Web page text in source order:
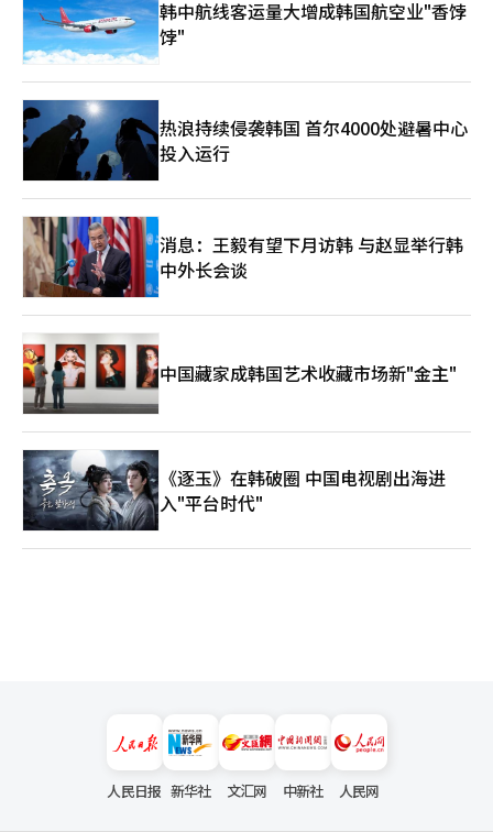
韩中航线客运量大增成韩国航空业"香饽
饽"
热浪持续侵袭韩国 首尔4000处避暑中心
投入运行
消息：王毅有望下月访韩 与赵显举行韩
中外长会谈
中国藏家成韩国艺术收藏市场新"金主"
《逐玉》在韩破圈 中国电视剧出海进
入"平台时代"
人民日报 新华社 文汇网 中新社 人民网